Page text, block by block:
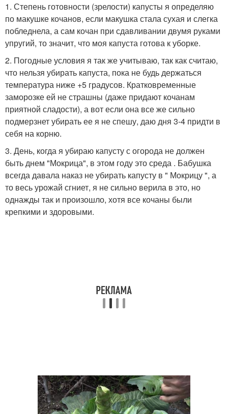
1. Степень готовности (зрелости) капусты я определяю
по макушке кочанов, если макушка стала сухая и слегка
побледнела, а сам кочан при сдавливании двумя руками
упругий, то значит, что моя капуста готова к уборке.
2. Погодные условия я так же учитываю, так как считаю,
что нельзя убирать капуста, пока не будь держаться
температура ниже +5 градусов. Кратковременные
заморозке ей не страшны (даже придают кочанам
приятной сладости), а вот если она все же сильно
подмерзнет убирать ее я не спешу, даю дня 3-4 придти в
себя на корню.
3. День, когда я убираю капусту с огорода не должен
быть днем "Мокрица", в этом году это среда . Бабушка
всегда давала наказ не убирать капусту в " Мокрицу ", а
то весь урожай сгниет, я не сильно верила в это, но
однажды так и произошло, хотя все кочаны были
крепкими и здоровыми.